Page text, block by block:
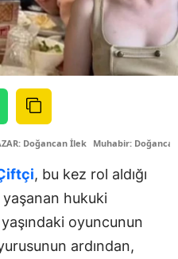
Doğancan İlek Muhabir:
, bu kez rol aldığı
hukuki
oyuncunun
ardından,